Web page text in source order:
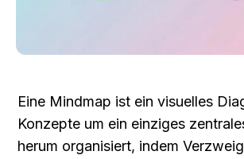
Eine Mindmap ist ein visuelles
Konzepte um ein einziges
herum organisiert, indem